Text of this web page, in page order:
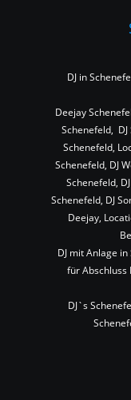
DJ in
Deejay
Schenefeld,
Schenefeld,
Schenefeld, DJ
Schenefeld,
Schenefeld, DJ
Deejay,
DJ mit Anlage
für Abschluss
DJ`s